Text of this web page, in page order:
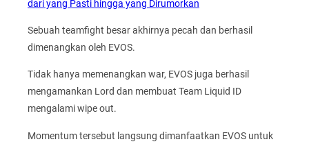
dari yang Pasti hingga yang Dirumorkan
Sebuah teamfight besar akhirnya pecah dan berhasil
dimenangkan oleh EVOS.
Tidak hanya memenangkan war, EVOS juga berhasil
mengamankan Lord dan membuat Team Liquid ID
mengalami wipe out.
Momentum tersebut langsung dimanfaatkan EVOS untuk